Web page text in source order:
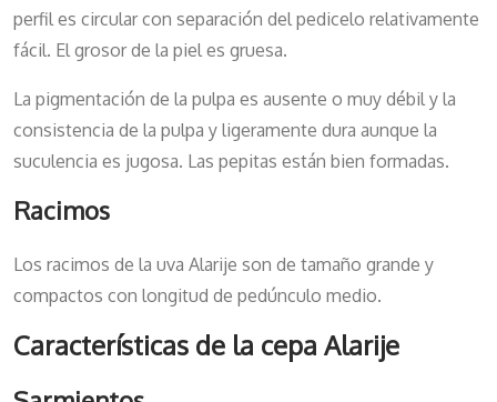
perfil es circular con separación del pedicelo relativamente
fácil. El grosor de la piel es gruesa.
La pigmentación de la pulpa es ausente o muy débil y la
consistencia de la pulpa y ligeramente dura aunque la
suculencia es jugosa. Las pepitas están bien formadas.
Racimos
Los racimos de la uva Alarije son de tamaño grande y
compactos con longitud de pedúnculo medio.
Características de la cepa Alarije